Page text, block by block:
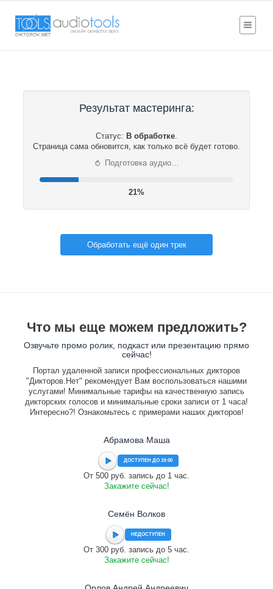
Результат мастеринга:
Статус: В обработке.
Страница сама обновится, как только всё будет готово.
⟳ Подготовка аудио…
21%
Обработать ещё один трек
Что мы еще можем предложить?
Озвучьте промо ролик, подкаст или презентацию прямо
сейчас!
Портал удаленной записи профессиональных дикторов
"Дикторов.Нет" рекомендует Вам воспользоваться нашими
услугами! Минимальные тарифы на качественную запись
дикторских голосов и минимальные сроки записи от 1 часа!
Интересно?! Ознакомьтесь с примерами наших дикторов!
Абрамова Маша
ДОСТУПЕН ДО 19:00
От 500 руб. запись до 1 час.
Закажите сейчас!
Семён Волков
НЕДОСТУПЕН
От 300 руб. запись до 5 час.
Закажите сейчас!